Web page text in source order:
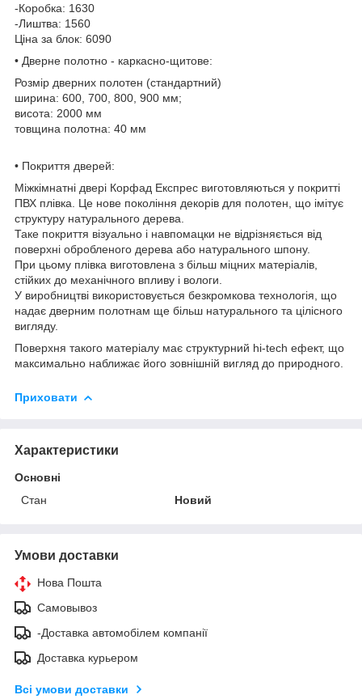
-Коробка: 1630
-Лиштва: 1560
Ціна за блок: 6090
• Дверне полотно - каркасно-щитове:
Розмір дверних полотен (стандартний)
ширина: 600, 700, 800, 900 мм;
висота: 2000 мм
товщина полотна: 40 мм
• Покриття дверей:
Міжкімнатні двері Корфад Експрес виготовляються у покритті
ПВХ плівка. Це нове покоління декорів для полотен, що імітує
структуру натурального дерева.
Таке покриття візуально і навпомацки не відрізняється від
поверхні обробленого дерева або натурального шпону.
При цьому плівка виготовлена ​​з більш міцних матеріалів,
стійких до механічного впливу і вологи.
У виробництві використовується безкромкова технологія, що
надає дверним полотнам ще більш натурального та цілісного
вигляду.
Поверхня такого матеріалу має структурний hi-tech ефект, що
максимально наближає його зовнішній вигляд до природного.
Приховати
Характеристики
Основні
Стан
Новий
Умови доставки
Нова Пошта
Самовывоз
-Доставка автомобілем компанії
Доставка курьером
Всі умови доставки